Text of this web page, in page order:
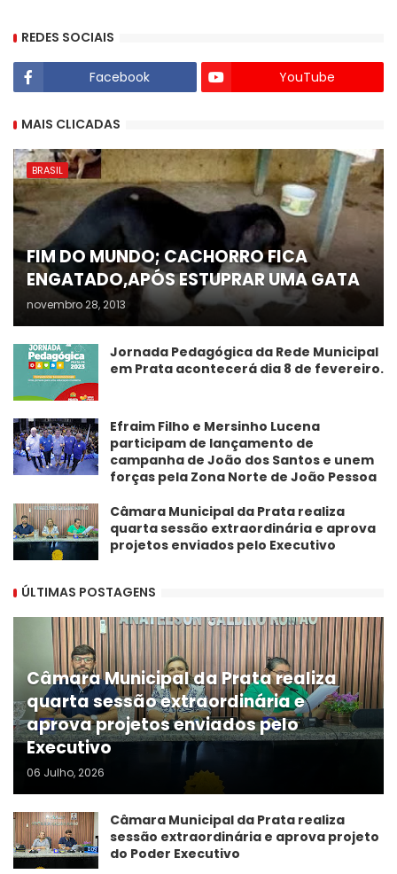
REDES SOCIAIS
Facebook YouTube
MAIS CLICADAS
BRASIL
FIM DO MUNDO; CACHORRO FICA
ENGATADO,APÓS ESTUPRAR UMA GATA
novembro 28, 2013
Jornada Pedagógica da Rede Municipal
em Prata acontecerá dia 8 de fevereiro.
Efraim Filho e Mersinho Lucena
participam de lançamento de
campanha de João dos Santos e unem
forças pela Zona Norte de João Pessoa
Câmara Municipal da Prata realiza
quarta sessão extraordinária e aprova
projetos enviados pelo Executivo
ÚLTIMAS POSTAGENS
Câmara Municipal da Prata realiza
quarta sessão extraordinária e
aprova projetos enviados pelo
Executivo
06 Julho, 2026
Câmara Municipal da Prata realiza
sessão extraordinária e aprova projeto
do Poder Executivo